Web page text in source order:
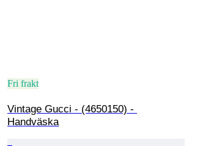
Fri frakt
Vintage Gucci - (4650150) -
Handväska